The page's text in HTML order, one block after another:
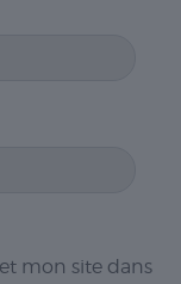
mon site dans